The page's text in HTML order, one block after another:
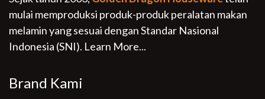
mulai memproduksi produk-produk peralatan makan
melamin yang sesuai dengan Standar Nasional
Indonesia (SNI). Learn More...
Brand Kami